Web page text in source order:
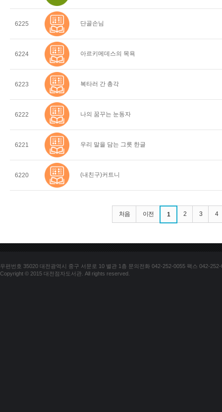
6225 단골손님
6224 아르키메데스의 목욕
6223 복타러 간 총각
6222 나의 꿈꾸는 눈동자
6221 우리 말을 담는 그릇 한글
6220 (내친구)커트니
처음 이전 1 2 3 4
우편번호 35020 대전광역시 중구 서문로 10 별관 1층 문의전화 042-252-0055 팩스 042-252-
Copyright © 2015 대전점자도서관. All rights reserved.